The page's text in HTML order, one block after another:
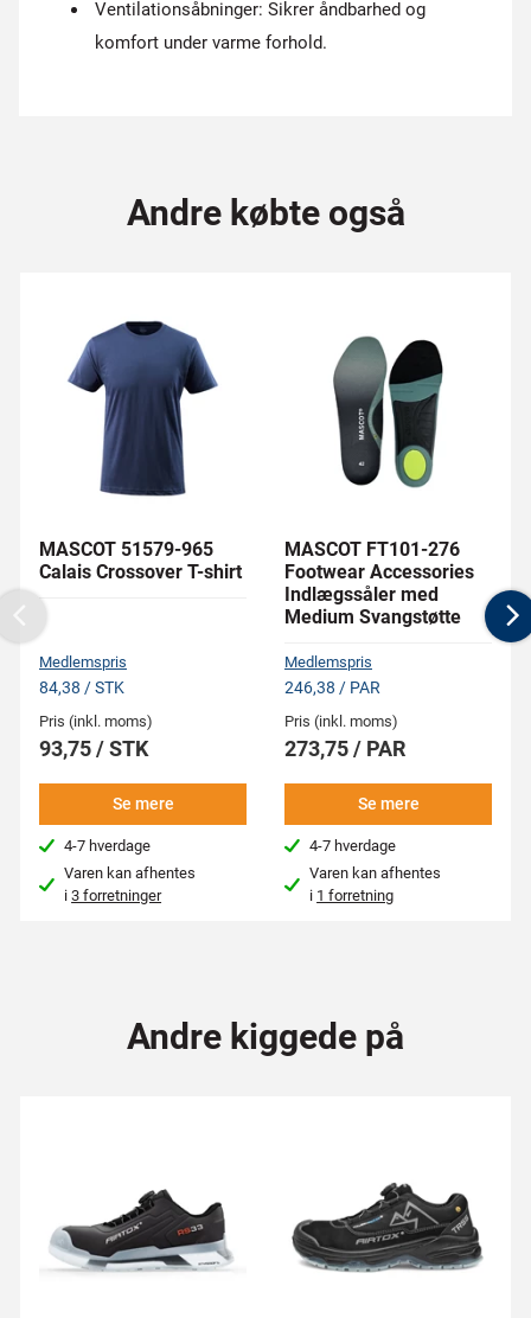
Ventilationsåbninger: Sikrer åndbarhed og
komfort under varme forhold.
Andre købte også
MASCOT 51579-965
Calais Crossover T-shirt
Medlemspris
84,38 / STK
Pris (inkl. moms)
93,75 / STK
Se mere
4-7 hverdage
Varen kan afhentes
i3 forretninger
MASCOT FT101-276
Footwear Accessories
Indlægssåler med
Medium Svangstøtte
Medlemspris
246,38 / PAR
Pris (inkl. moms)
273,75 / PAR
Se mere
4-7 hverdage
Varen kan afhentes
i 1 forretning
Previous
Andre kiggede på